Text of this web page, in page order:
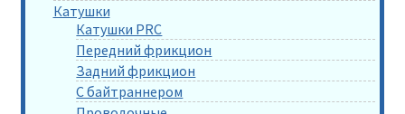
Катушки
Катушки PRC
Передний фрикцион
Задний фрикцион
С байтраннером